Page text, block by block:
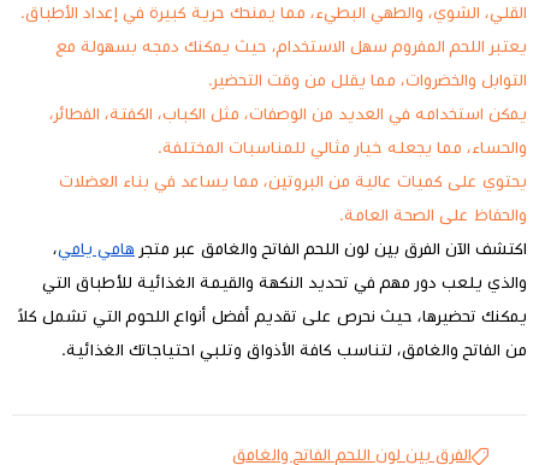
القلي، الشوي، والطهي البطيء، مما يمنحك حرية كبيرة في إعداد الأطباق.
يعتبر اللحم المفروم سهل الاستخدام، حيث يمكنك دمجه بسهولة مع
التوابل والخضروات، مما يقلل من وقت التحضير.
يمكن استخدامه في العديد من الوصفات، مثل الكباب، الكفتة، الفطائر،
والحساء، مما يجعله خيار مثالي للمناسبات المختلفة.
يحتوي على كميات عالية من البروتين، مما يساعد في بناء العضلات
والحفاظ على الصحة العامة.
اكتشف الآن الفرق بين لون اللحم الفاتح والغامق عبر متجر هامي يامي،
والذي يلعب دور مهم في تحديد النكهة والقيمة الغذائية للأطباق التي
يمكنك تحضيرها، حيث نحرص على تقديم أفضل أنواع اللحوم التي تشمل كلاً
من الفاتح والغامق، لتناسب كافة الأذواق وتلبي احتياجاتك الغذائية.
الفرق بين لون اللحم الفاتح والغامق